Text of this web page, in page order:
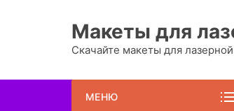
Макеты для
Скачайте макеты для
МЕНЮ